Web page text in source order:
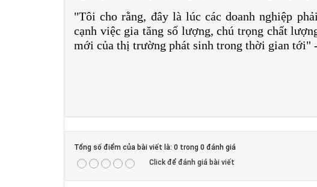
"Tôi cho rằng, đây là lúc các doanh nghiệp
cạnh việc gia tăng số lượng, chú trọng chất
mới của thị trường phát sinh trong thời gian tới"
Tổng số điểm của bài viết là: 0 trong 0 đánh giá
Click để đánh giá bài viết